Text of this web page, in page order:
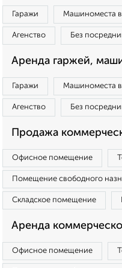
Гаражи Машиноместа в
Агенство Без
Аренда гаржей,
Гаражи Машиноместа в
Агенство Без
Продажа
Офисное помещение
Помещение свободного
Складское помещение
Аренда
Офисное помещение